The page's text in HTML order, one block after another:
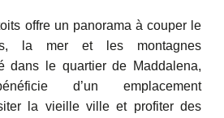
offre un panorama à couper le
la mer et les montagnes
dans le quartier de Maddalena,
d’un emplacement
la vieille ville et profiter des